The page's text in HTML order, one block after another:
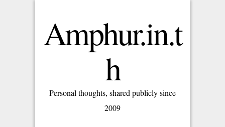
Amphur.in.t
h
Personal thoughts, shared publicly since
2009